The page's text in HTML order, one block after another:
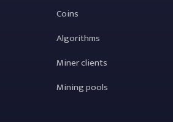
Coins
Algorithms
Miner clients
Mining pools